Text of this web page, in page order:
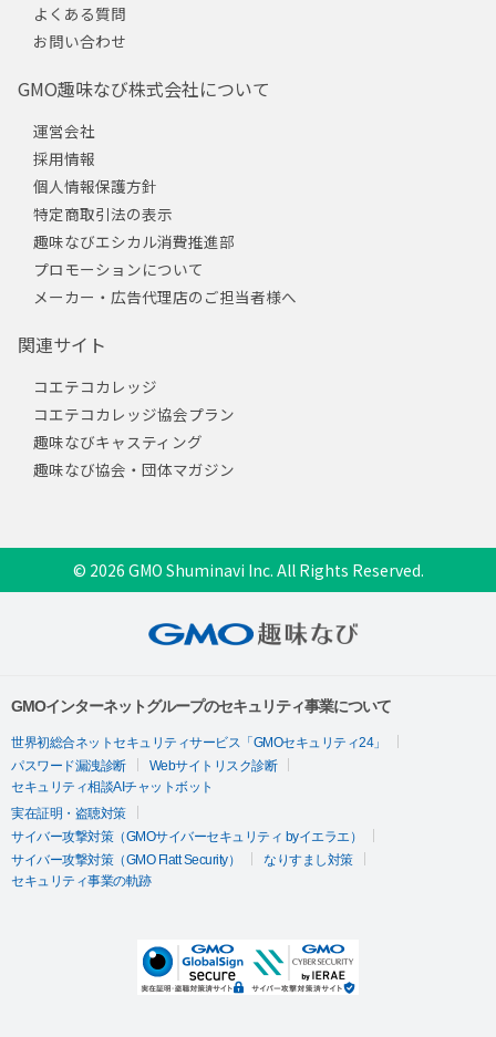
よくある質問
お問い合わせ
GMO趣味なび株式会社について
運営会社
採用情報
個人情報保護方針
特定商取引法の表示
趣味なびエシカル消費推進部
プロモーションについて
メーカー・広告代理店のご担当者様へ
関連サイト
コエテコカレッジ
コエテコカレッジ協会プラン
趣味なびキャスティング
趣味なび協会・団体マガジン
© 2026 GMO Shuminavi Inc. All Rights Reserved.